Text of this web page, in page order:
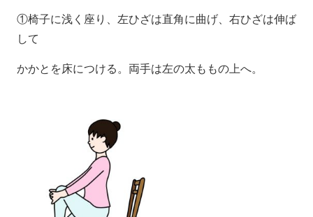
①椅子に浅く座り、左ひざは直角に曲げ、右ひざは伸ば
して
かかとを床につける。両手は左の太ももの上へ。